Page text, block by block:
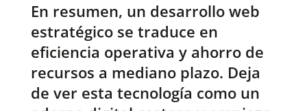
En resumen, un desarrollo web
estratégico se traduce en
eficiencia operativa y ahorro de
recursos a mediano plazo. Deja
de ver esta tecnología como un